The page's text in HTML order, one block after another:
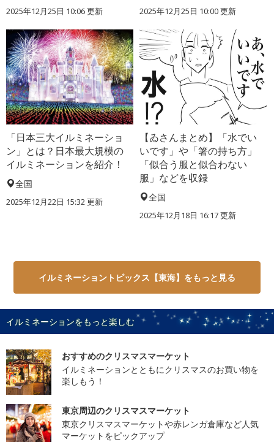
2025年12月25日 10:06 更新 2025年12月25日 10:00 更新
「日本三大イルミネーショ
ン」とは？日本最大規模の
イルミネーションを紹介！
全国
2025年12月22日 15:32 更新
【ゐさんまとめ】「水でい
いです」や「箸の持ち方」
「似合う服と似合わない
服」などを収録
全国
2025年12月18日 16:17 更新
イルミネーショントピックス【東海】をもっと見る
イルミネーションをもっと楽しむ
おすすめのクリスマスマーケット
イルミネーションとともにクリスマスのお買い物を
楽しもう！
東京周辺のクリスマスマーケット
東京クリスマスマーケットや赤レンガ倉庫など人気
マーケットをピックアップ